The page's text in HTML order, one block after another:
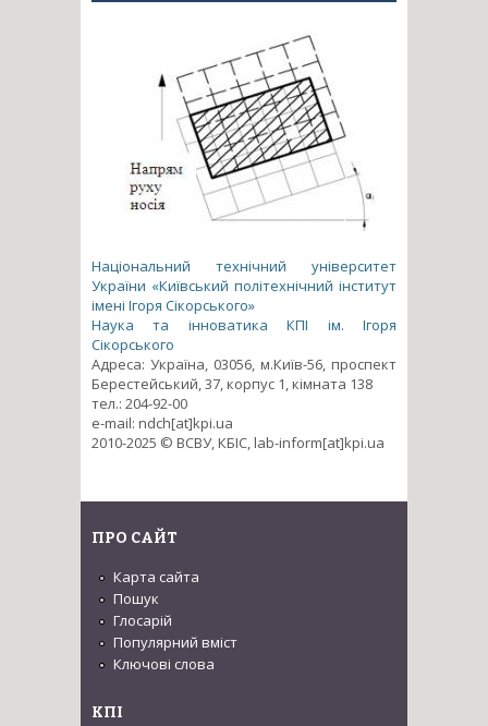
Національний технічний університет
України «Київський політехнічний інститут
імені Ігоря Сікорського»
Наука та інноватика КПІ ім. Ігоря
Сікорського
Адреса: Україна, 03056, м.Київ-56, проспект
Берестейський, 37, корпус 1, кімната 138
тел.: 204-92-00
e-mail: ndch[at]kpi.ua
2010-2025 © ВСВУ, КБІС, lab-inform[at]kpi.ua
ПРО САЙТ
Карта сайта
Пошук
Глосарій
Популярний вміст
Ключові слова
КПІ